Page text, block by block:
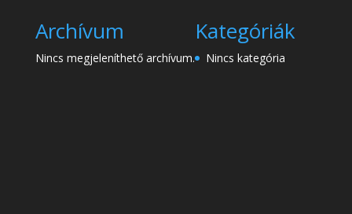
Archívum
Nincs megjeleníthető archívum.
Kategóriák
Nincs kategória